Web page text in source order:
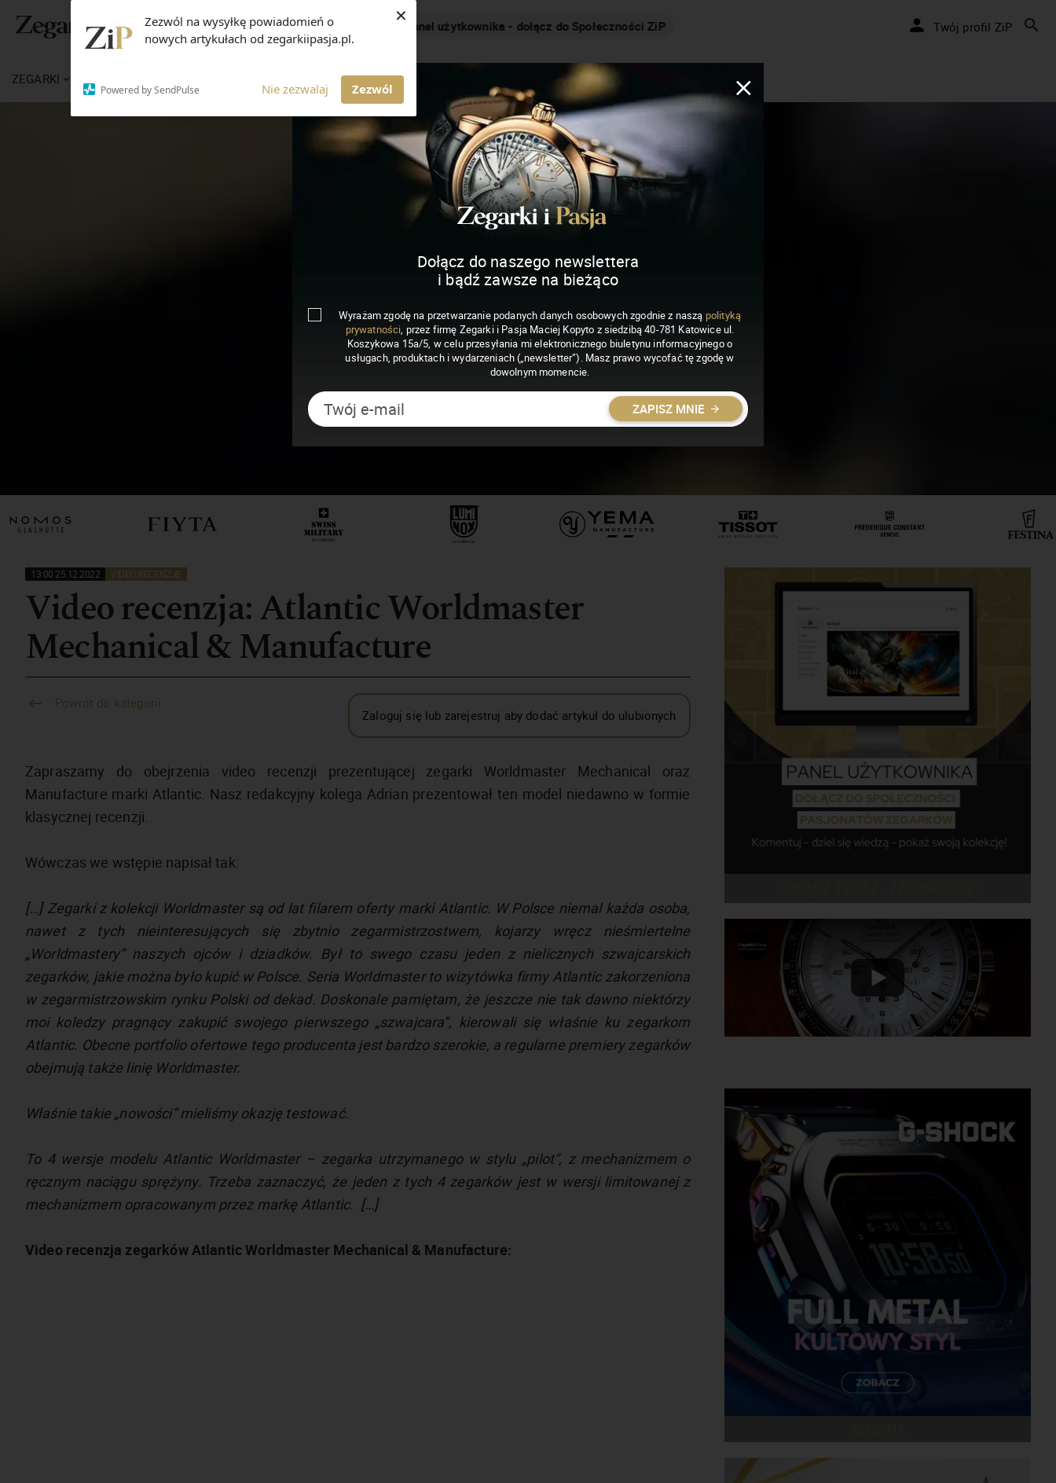
Zezwól na wysyłkę powiadomień o
nowych artykułach od zegarkiipasja.pl.
Powered by SendPulse Nie zezwalaj Zezwól
× Nakręcamy pozytywnie... cały czas! Twój profil ZiP
ZEGARKI MAGAZYN ZEGARKI I PASJA
13:00 25.12.2022 VIDEO RECENZJE
Video recenzja: Atlantic Worldmaster
Mechanical & Manufacture
Powrót do kategorii
Zaloguj się lub zarejestruj aby dodać artykuł do ulubionych
Zapraszamy do obejrzenia video recenzji prezentującej zegarki Worldmaster Mechanical oraz
Manufacture marki Atlantic. Nasz redakcyjny kolega Adrian prezentował ten model niedawno w formie
klasycznej recenzji.
Wówczas we wstępie napisał tak:
[…] Zegarki z kolekcji Worldmaster są od lat filarem oferty marki Atlantic. W Polsce niemal każda osoba,
nawet z tych nieinteresujących się zbytnio zegarmistrzostwem, kojarzy wręcz nieśmiertelne
„Worldmastery” naszych ojców i dziadków. Był to swego czasu jeden z nielicznych szwajcarskich
zegarków, jakie można było kupić w Polsce. Seria Worldmaster to wizytówka firmy Atlantic zakorzeniona
w zegarmistrzowskim rynku Polski od dekad. Doskonale pamiętam, że jeszcze nie tak dawno niektórzy
moi koledzy pragnący zakupić swojego pierwszego „szwajcara”, kierowali się właśnie ku zegarkom
Atlantic. Obecne portfolio ofertowe tego producenta jest bardzo szerokie, a regularne premiery zegarków
obejmują także linię Worldmaster.
Właśnie takie „nowości” mieliśmy okazję testować.
To 4 wersje modelu Atlantic Worldmaster – zegarka utrzymanego w stylu „pilot“, z mechanizmem o
ręcznym naciągu sprężyny. Trzeba zaznaczyć, że jeden z tych 4 zegarków jest w wersji limitowanej z
mechanizmem opracowanym przez markę Atlantic. […]
Video recenzja zegarków Atlantic Worldmaster Mechanical & Manufacture:
Dołącz do naszego newslettera
i bądź zawsze na bieżąco
Wyrażam zgodę na przetwarzanie podanych danych osobowych zgodnie z naszą polityką
prywatności, przez firmę Zegarki i Pasja Maciej Kopyto z siedzibą 40-781 Katowice ul.
Koszykowa 15a/5, w celu przesyłania mi elektronicznego biuletynu informacyjnego o
usługach, produktach i wydarzeniach („newsletter”). Masz prawo wycofać tę zgodę w
dowolnym momencie.
ZAPISZ MNIE